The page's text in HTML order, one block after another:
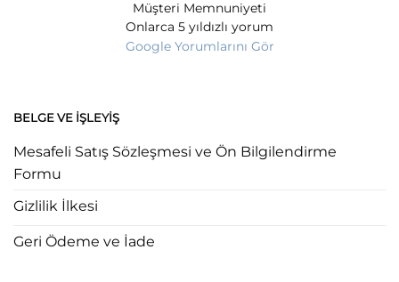
Müşteri Memnuniyeti
Onlarca 5 yıldızlı yorum
Google Yorumlarını Gör
BELGE VE İŞLEYIŞ
Mesafeli Satış Sözleşmesi ve Ön Bilgilendirme
Formu
Gizlilik İlkesi
Geri Ödeme ve İade